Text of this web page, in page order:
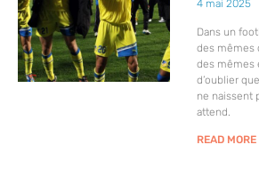
4 mai 2025
Dans un
des mêmes
des mêmes
d’oublier
ne naissent
attend.
READ MORE